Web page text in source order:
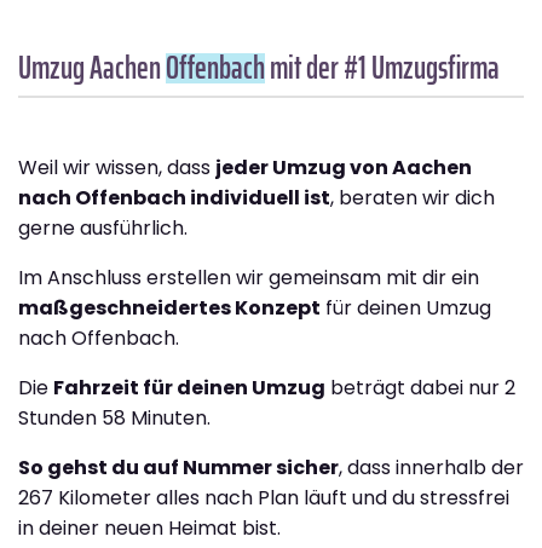
Umzug AachenOffenbachmit der #1 Umzugsfirma
Weil wir wissen, dass jeder Umzug von Aachen
nach Offenbach individuell ist, beraten wir dich
gerne ausführlich.
Im Anschluss erstellen wir gemeinsam mit dir ein
maßgeschneidertes Konzept für deinen Umzug
nach Offenbach.
Die Fahrzeit für deinen Umzug beträgt dabei nur 2
Stunden 58 Minuten.
So gehst du auf Nummer sicher, dass innerhalb der
267 Kilometer alles nach Plan läuft und du stressfrei
in deiner neuen Heimat bist.